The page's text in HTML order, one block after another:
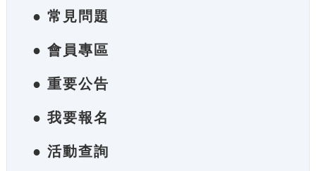
● 常見問題
● 會員專區
● 重要公告
● 我要報名
● 活動查詢